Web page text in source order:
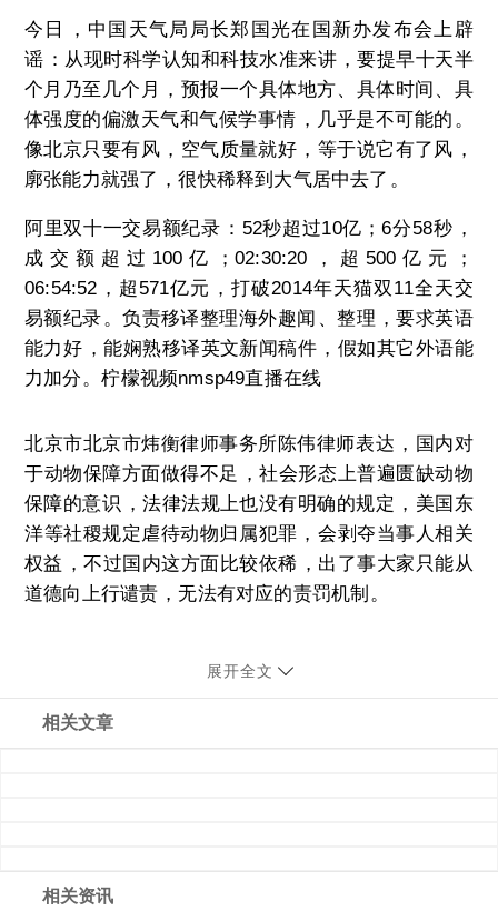
今日，中国天气局局长郑国光在国新办发布会上辟
谣：从现时科学认知和科技水准来讲，要提早十天半
个月乃至几个月，预报一个具体地方、具体时间、具
体强度的偏激天气和气候学事情，几乎是不可能的。
像北京只要有风，空气质量就好，等于说它有了风，
廓张能力就强了，很快稀释到大气居中去了。
阿里双十一交易额纪录：52秒超过10亿；6分58秒，
成交额超过100亿；02:30:20，超500亿元；
06:54:52，超571亿元，打破2014年天猫双11全天交
易额纪录。负责移译整理海外趣闻、整理，要求英语
能力好，能娴熟移译英文新闻稿件，假如其它外语能
力加分。柠檬视频nmsp49直播在线
北京市北京市炜衡律师事务所陈伟律师表达，国内对
于动物保障方面做得不足，社会形态上普遍匮缺动物
保障的意识，法律法规上也没有明确的规定，美国东
洋等社稷规定虐待动物归属犯罪，会剥夺当事人相关
权益，不过国内这方面比较依稀，出了事大家只能从
道德向上行谴责，无法有对应的责罚机制。
展开全文
相关文章
相关资讯